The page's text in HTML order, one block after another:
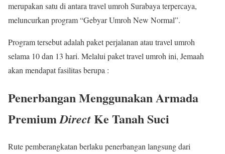
merupakan satu di antara travel umroh Surabaya terpercaya,
meluncurkan program “Gebyar Umroh New Normal”.
Program tersebut adalah paket perjalanan atau travel umroh
selama 10 dan 13 hari. Melalui paket travel umroh ini, Jemaah
akan mendapat fasilitas berupa :
Penerbangan Menggunakan Armada
PremiumDirectKe Tanah Suci
Rute pemberangkatan berlaku penerbangan langsung dari